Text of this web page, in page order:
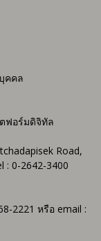
คคล
ฟอร์มดิจิทัล
Road,
: 0-2642-3400
2221 หรือ email :